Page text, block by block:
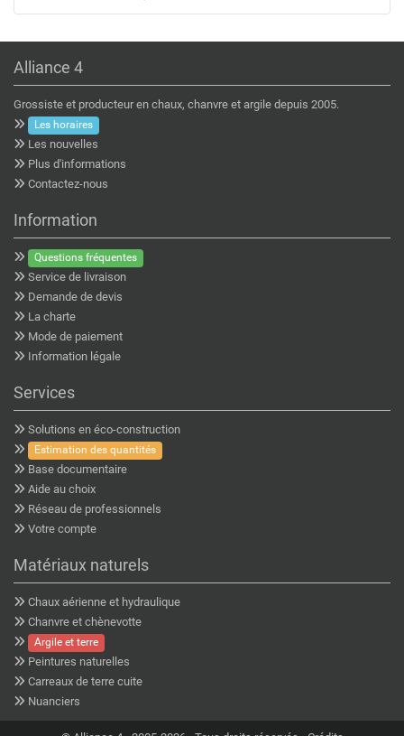
Alliance 4
Grossiste et producteur en chaux, chanvre et argile depuis 2005.
Les horaires
Les nouvelles
Plus d'informations
Contactez-nous
Information
Questions fréquentes
Service de livraison
Demande de devis
La charte
Mode de paiement
Information légale
Services
Solutions en éco-construction
Estimation des quantités
Base documentaire
Aide au choix
Réseau de professionnels
Votre compte
Matériaux naturels
Chaux aérienne et hydraulique
Chanvre et chènevotte
Argile et terre
Peintures naturelles
Carreaux de terre cuite
Nuanciers